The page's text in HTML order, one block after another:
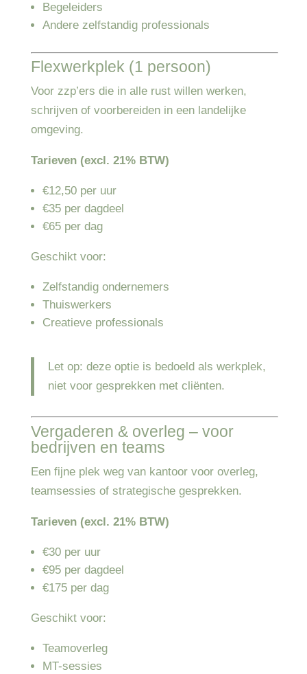
Begeleiders
Andere zelfstandig professionals
Flexwerkplek (1 persoon)
Voor zzp’ers die in alle rust willen werken,
schrijven of voorbereiden in een landelijke
omgeving.
Tarieven (excl. 21% BTW)
€12,50 per uur
€35 per dagdeel
€65 per dag
Geschikt voor:
Zelfstandig ondernemers
Thuiswerkers
Creatieve professionals
Let op: deze optie is bedoeld als werkplek,
niet voor gesprekken met cliënten.
Vergaderen & overleg – voor
bedrijven en teams
Een fijne plek weg van kantoor voor overleg,
teamsessies of strategische gesprekken.
Tarieven (excl. 21% BTW)
€30 per uur
€95 per dagdeel
€175 per dag
Geschikt voor:
Teamoverleg
MT-sessies